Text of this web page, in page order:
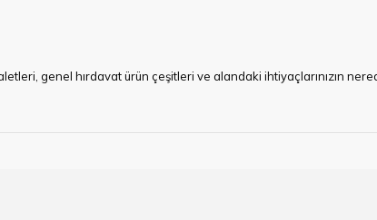
genel hırdavat ürün çeşitleri ve alandaki ihtiyaçlarınızın
pürmüz, lazerli mesafe ölçme.